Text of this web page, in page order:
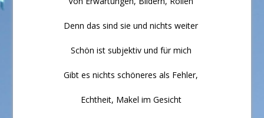
Denn das sind sie und nichts weiter
Schön ist subjektiv und für mich
Gibt es nichts schöneres als Fehler,
Echtheit, Makel im Gesicht